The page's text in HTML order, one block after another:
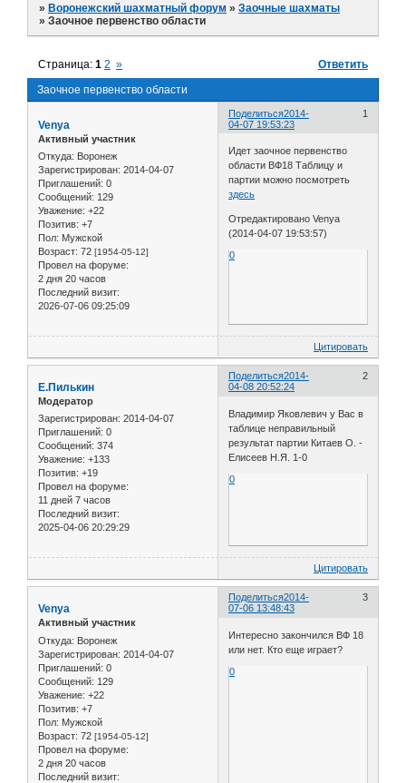
»Воронежский шахматный форум »Заочные шахматы
»Заочное первенство области
Заочное первенство области
Страница:1 2 » Ответить
Поделиться 1
2014-
04-07 19:53:23
Venya
Активный участник
Откуда: Воронеж
Зарегистрирован: 2014-04-07
Приглашений: 0
Сообщений: 129
Уважение: +22
Позитив: +7
Пол: Мужской
Возраст: 72 [1954-05-12]
Провел на форуме:
2 дня 20 часов
Последний визит:
2026-07-06 09:25:09
Идет заочное первенство
области ВФ18 Таблицу и
партии можно посмотреть
здесь
Отредактировано Venya
(2014-04-07 19:53:57)
0
Цитировать
Поделиться 2
2014-
04-08 20:52:24
Е.Пилькин
Модератор
Зарегистрирован: 2014-04-07
Приглашений: 0
Сообщений: 374
Уважение: +133
Позитив: +19
Провел на форуме:
11 дней 7 часов
Последний визит:
2025-04-06 20:29:29
Владимир Яковлевич у Вас в
таблице неправильный
результат партии Китаев О. -
Елисеев Н.Я. 1-0
0
Цитировать
Поделиться 3
2014-
07-06 13:48:43
Venya
Активный участник
Откуда: Воронеж
Зарегистрирован: 2014-04-07
Приглашений: 0
Сообщений: 129
Уважение: +22
Позитив: +7
Пол: Мужской
Возраст: 72 [1954-05-12]
Провел на форуме:
2 дня 20 часов
Последний визит:
Интересно закончился ВФ 18
или нет. Кто еще играет?
0